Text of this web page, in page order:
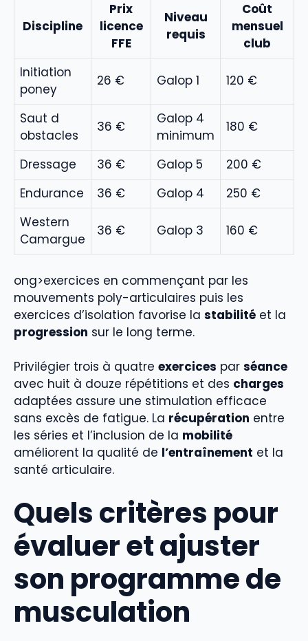
Discipline
Prix
licence
FFE
Niveau
requis
Coût
mensuel
club
Initiation
poney
26 € Galop 1 120 €
Saut d
obstacles
36 €
Galop 4
minimum
180 €
Dressage 36 € Galop 5
200 €
Endurance
36 € Galop 4
250 €
Western
Camargue
36 € Galop 3 160 €
ong>exercices en commençant par les
mouvements poly-articulaires puis les
exercices d’isolation favorise la stabilité et la
progression sur le long terme.
Privilégier trois à quatre exercices par séance
avec huit à douze répétitions et des charges
adaptées assure une stimulation efficace
sans excès de fatigue. La récupération entre
les séries et l’inclusion de la mobilité
améliorent la qualité de l’entraînement et la
santé articulaire.
Quels critères pour
évaluer et ajuster
son programme de
musculation